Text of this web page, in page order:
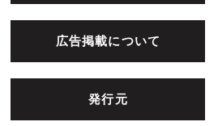
広告掲載について
発行元